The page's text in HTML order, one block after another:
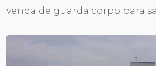
venda de guarda corpo para